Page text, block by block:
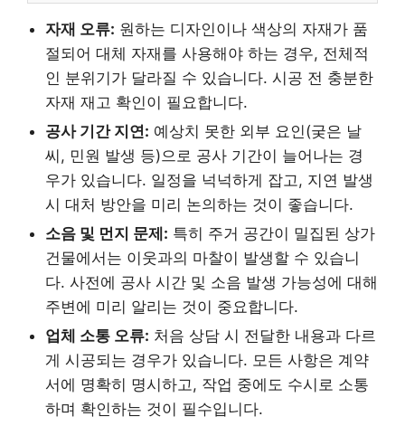
자재 오류: 원하는 디자인이나 색상의 자재가 품
절되어 대체 자재를 사용해야 하는 경우, 전체적
인 분위기가 달라질 수 있습니다. 시공 전 충분한
자재 재고 확인이 필요합니다.
공사 기간 지연: 예상치 못한 외부 요인(궂은 날
씨, 민원 발생 등)으로 공사 기간이 늘어나는 경
우가 있습니다. 일정을 넉넉하게 잡고, 지연 발생
시 대처 방안을 미리 논의하는 것이 좋습니다.
소음 및 먼지 문제: 특히 주거 공간이 밀집된 상가
건물에서는 이웃과의 마찰이 발생할 수 있습니
다. 사전에 공사 시간 및 소음 발생 가능성에 대해
주변에 미리 알리는 것이 중요합니다.
업체 소통 오류: 처음 상담 시 전달한 내용과 다르
게 시공되는 경우가 있습니다. 모든 사항은 계약
서에 명확히 명시하고, 작업 중에도 수시로 소통
하며 확인하는 것이 필수입니다.